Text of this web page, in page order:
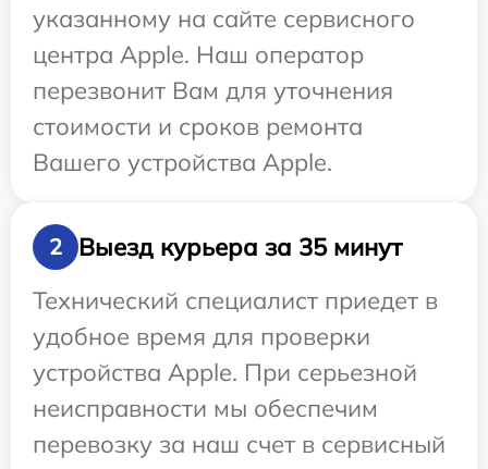
указанному на сайте сервисного
центра Apple. Наш оператор
перезвонит Вам для уточнения
стоимости и сроков ремонта
Вашего устройства Apple.
2
Выезд курьера за 35 минут
Технический специалист приедет в
удобное время для проверки
устройства Apple. При серьезной
неисправности мы обеспечим
перевозку за наш счет в сервисный